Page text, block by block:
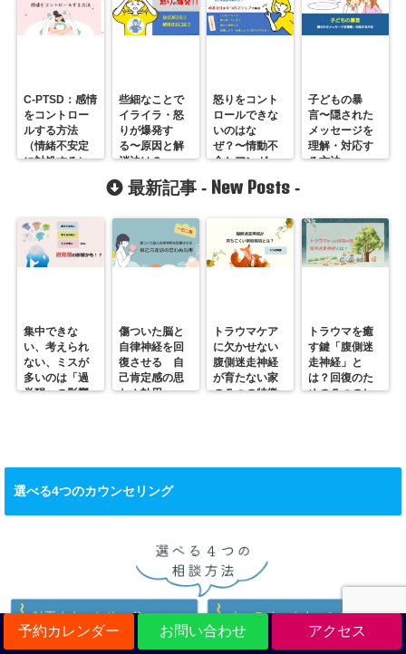
予約カレンダー お問い合わせ アクセス
C-PTSD：感情
をコントロー
ルする方法
（情緒不安定
に対処する）
些細なことで
イライラ・怒
りが爆発す
る〜原因と解
消法は？
怒りをコント
ロールできな
いのはな
ぜ？〜情動不
全とアンガー
マネージメン
ト
子どもの暴
言〜隠された
メッセージを
理解・対応す
る方法
最新記事 - New Posts -
集中できな
い、考えられ
ない、ミスが
多いのは「過
覚醒」の影響
傷ついた脳と
自律神経を回
復させる 自
己肯定感の思
わぬ効用
トラウマケア
に欠かせない
腹側迷走神経
が育たない家
の５つの特徴
トラウマを癒
す鍵「腹側迷
走神経」と
は？回復のた
めの５つのヒ
選べる4つのカウンセリング